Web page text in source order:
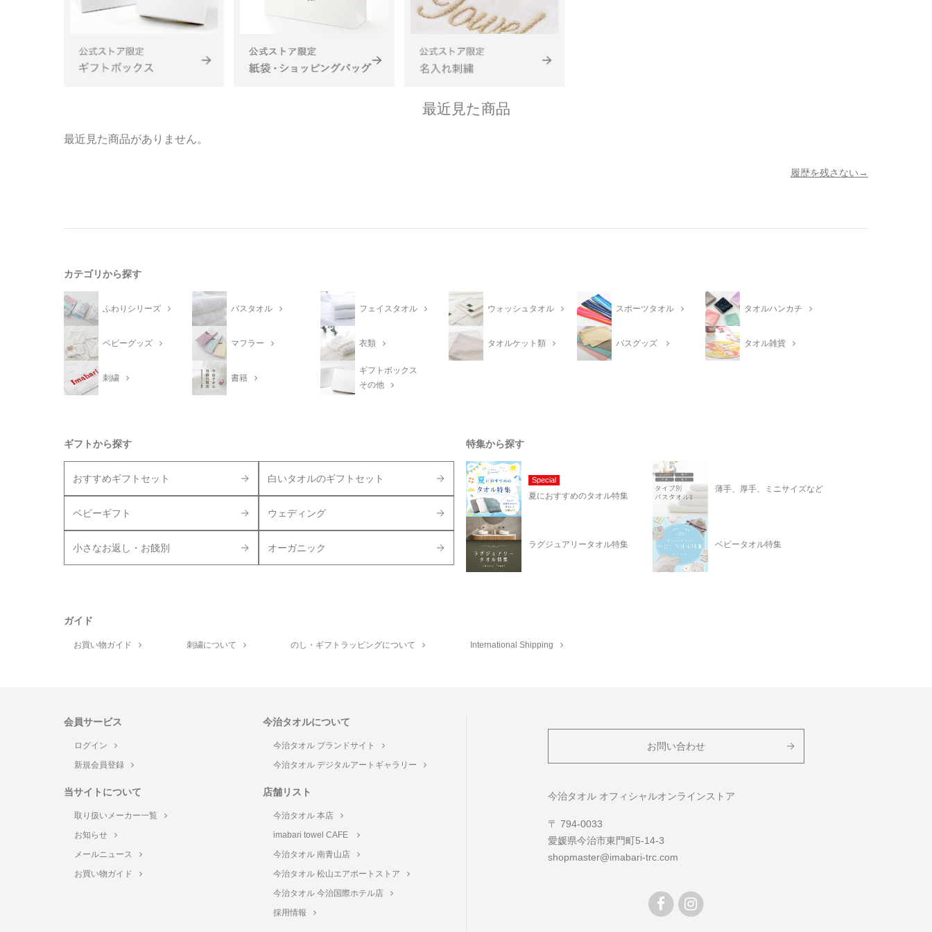
最近見た商品
最近見た商品がありません。
履歴を残さない
カテゴリから探す
ふわりシリーズ バスタオル フェイスタオル ウォッシュタオル スポーツタオル タオルハンカチ
ベビーグッズ マフラー 衣類 タオルケット類 バスグッズ タオル雑貨
刺繍 書籍
ギフトボックス
その他
ギフトから探す
おすすめギフトセット 白いタオルのギフトセット
ベビーギフト ウェディング
小さなお返し・お餞別 オーガニック
特集から探す
Special
夏におすすめのタオル特集
薄手、厚手、ミニサイズなど
ラグジュアリータオル特集 ベビータオル特集
ガイド
お買い物ガイド 刺繍について のし・ギフトラッピングについて International Shipping
会員サービス
ログイン
新規会員登録
今治タオルについて
今治タオル ブランドサイト
今治タオル デジタルアートギャラリー
当サイトについて
取り扱いメーカー一覧
お知らせ
メールニュース
お買い物ガイド
店舗リスト
今治タオル 本店
imabari towel CAFE
今治タオル 南青山店
今治タオル 松山エアポートストア
今治タオル 今治国際ホテル店
採用情報
お問い合わせ
今治タオル オフィシャルオンラインストア
〒 794-0033
愛媛県今治市東門町5-14-3
shopmaster@imabari-trc.com